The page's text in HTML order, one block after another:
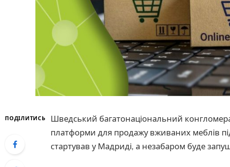
ПОДІЛИТИСЬ
Шведський багатонаціональний
платформи для продажу вживаних меблів
стартував у Мадриді, а незабаром буде